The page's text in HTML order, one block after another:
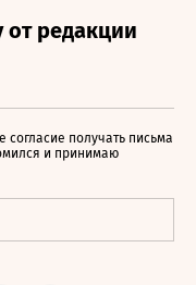
получать письма
и принимаю